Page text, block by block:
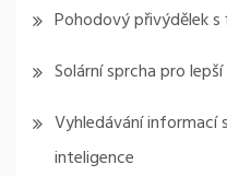
Pohodový přivýdělek s
Solární sprcha pro
Vyhledávání informací
inteligence